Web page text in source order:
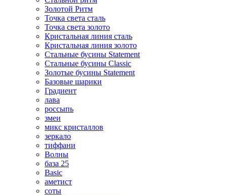
Золотой Ритм
Точка света сталь
Точка света золото
Кристальная линия сталь
Кристальная линия золото
Стальные бусины Statement
Стальные бусины Classic
Золотые бусины Statement
Базовые шарики
Градиент
лава
россыпь
змеи
микс кристаллов
зеркало
тиффани
Волны
база 25
Basic
аметист
соты